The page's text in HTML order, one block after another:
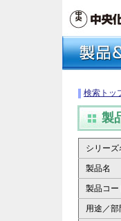
検索トッ
製
シリーズ
製品名
製品コー
用途／部